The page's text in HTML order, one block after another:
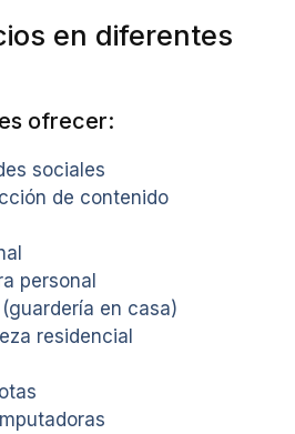
en diferentes
ofrecer:
sociales
de contenido
personal
en casa)
residencial